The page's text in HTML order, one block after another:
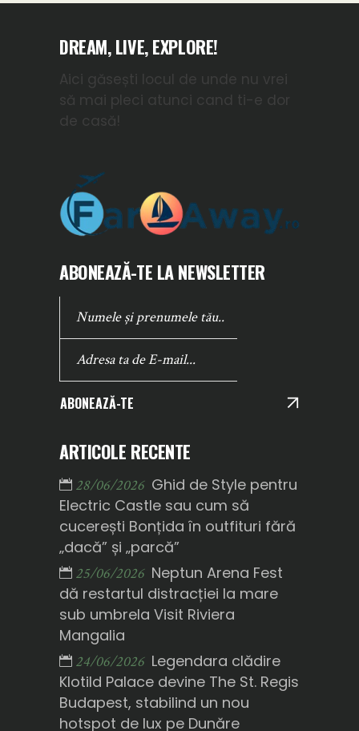
DREAM, LIVE, EXPLORE!
Aici găsești locul de unde nu vrei
să mai pleci atunci cand ti-e dor
de casă!
ABONEAZĂ-TE LA NEWSLETTER
ABONEAZĂ-TE
ARTICOLE RECENTE
28/06/2026 Ghid de Style pentru
Electric Castle sau cum să
cucerești Bonțida în outfituri fără
„dacă” și „parcă”
25/06/2026 Neptun Arena Fest
dă restartul distracției la mare
sub umbrela Visit Riviera
Mangalia
24/06/2026 Legendara clădire
Klotild Palace devine The St. Regis
Budapest, stabilind un nou
hotspot de lux pe Dunăre